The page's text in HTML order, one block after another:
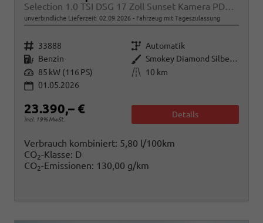
Selection 1.0 TSI DSG 17 Zoll Sunset Kamera PDC v+h
unverbindliche Lieferzeit: 02.09.2026 Fahrzeug mit Tageszulassung
Fahrzeugnr. 33888 Getriebe Automatik
Kraftstoff Benzin Außenfarbe
Smokey Diamond Silber Metallic
Leistung 85 kW (116 PS) Kilometerstand
10 km
01.05.2026
23.390,– €
incl. 19% MwSt.
Details
Verbrauch kombiniert: 5,80 l/100km
CO2-Klasse: D
CO2-Emissionen: 130,00 g/km